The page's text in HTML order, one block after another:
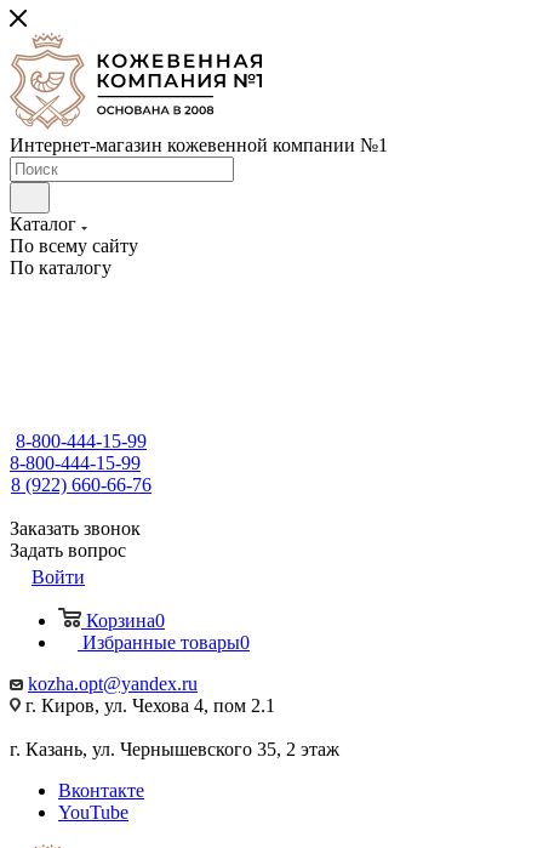
Интернет-магазин кожевенной компании №1
Каталог
По всему сайту
По каталогу
8-800-444-15-99
8-800-444-15-99
8 (922) 660-66-76
Заказать звонок
Задать вопрос
Войти
Корзина0
Избранные товары0
kozha.opt@yandex.ru
г. Киров, ул. Чехова 4, пом 2.1
г. Казань, ул. Чернышевского 35, 2 этаж
Вконтакте
YouTube